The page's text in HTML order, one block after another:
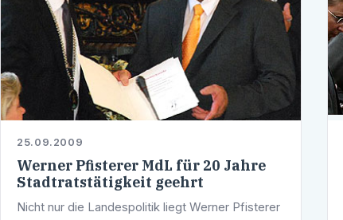
25.09.2009
Werner Pfisterer MdL für 20 Jahre
Stadtratstätigkeit geehrt
Nicht nur die Landespolitik liegt Werner Pfisterer